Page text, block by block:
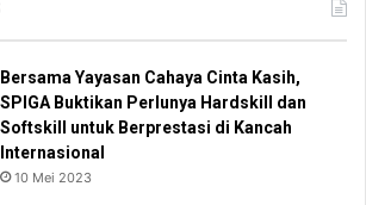
Bersama Yayasan Cahaya Cinta Kasih,
SPIGA Buktikan Perlunya Hardskill dan
Softskill untuk Berprestasi di Kancah
Internasional
10 Mei 2023